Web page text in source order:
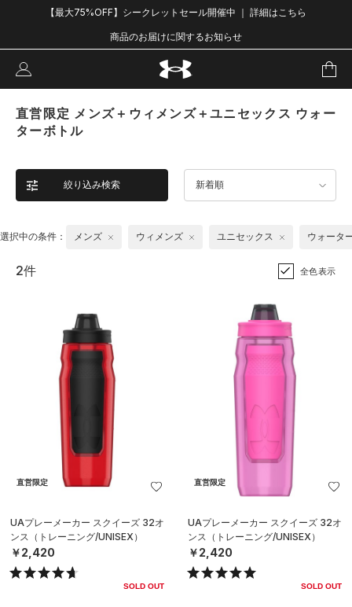
【最大75%OFF】シークレットセール開催中 ｜ 詳細はこちら
商品のお届けに関するお知らせ
直営限定 メンズ＋ウィメンズ＋ユニセックス ウォー
ターボトル
絞り込み検索 新着順
選択中の条件： メンズ ウィメンズ ユニセックス ウォータ
2件 全色表示
直営限定
UAプレーメーカー スクイーズ 32オ
ンス（トレーニング/UNISEX）
￥2,420
SOLD OUT
直営限定
UAプレーメーカー スクイーズ 32オ
ンス（トレーニング/UNISEX）
￥2,420
SOLD OUT